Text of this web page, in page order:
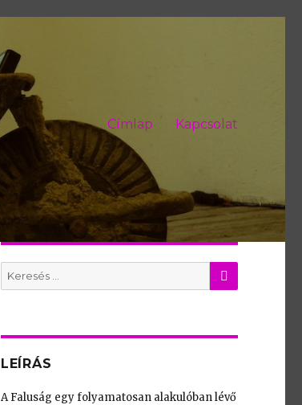
Címlap Kapcsolat
Search
for:
KERES
LEÍRÁS
A Faluság egy folyamatosan alakulóban lévő